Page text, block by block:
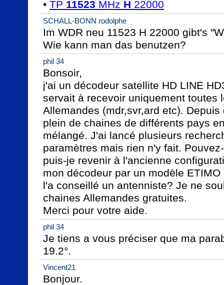
• TP 11523 MHz H 22000
SCHALL-BONN rodolphe
Im WDR neu 11523 H 22000 gibt's
Wie kann man das benutzen?
phil 34
Bonsoir,
j'ai un décodeur satellite HD LINE
servait à recevoir uniquement toutes
Allemandes (mdr,svr,ard etc).
plein de chaines de différents pays
mélangé. J'ai lancé plusieurs
paramètres mais rien n'y fait.
puis-je revenir à l'ancienne
mon décodeur par un modèle
l'a conseillé un antenniste? Je ne
chaines Allemandes gratuites.
Merci pour votre aide.
phil 34
Je tiens a vous préciser que ma
19.2°.
Vincent21
Bonjour.